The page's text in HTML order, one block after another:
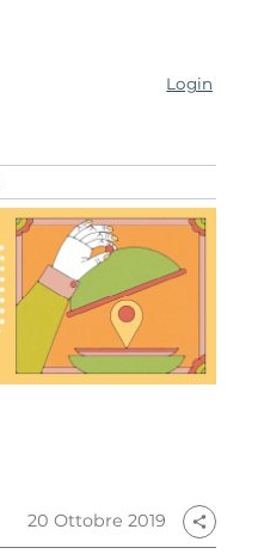
Login
20 Ottobre 2019 share